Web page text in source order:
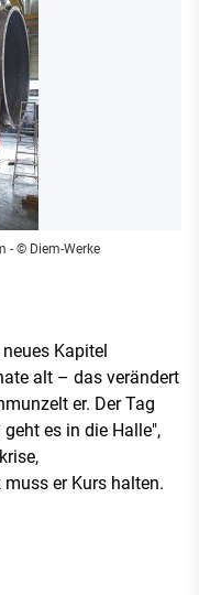
- © Diem-Werke
Kapitel
alt – das verändert
er. Der Tag
es in die Halle",
er Kurs halten.